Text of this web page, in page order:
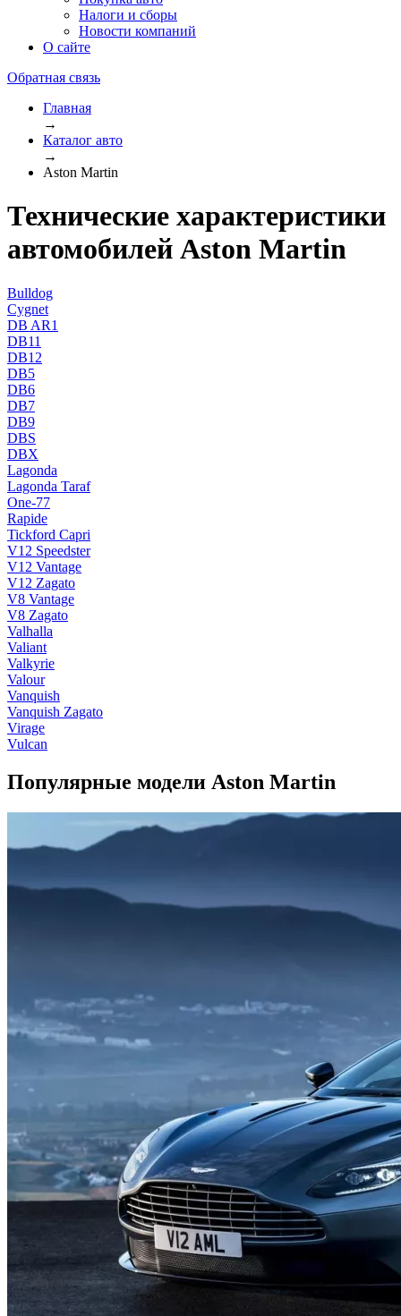
Налоги и сборы
Новости компаний
О сайте
Обратная связь
Главная
→
Каталог авто
→
Aston Martin
Технические характеристики
автомобилей Aston Martin
Bulldog
Cygnet
DB AR1
DB11
DB12
DB5
DB6
DB7
DB9
DBS
DBX
Lagonda
Lagonda Taraf
One-77
Rapide
Tickford Capri
V12 Speedster
V12 Vantage
V12 Zagato
V8 Vantage
V8 Zagato
Valhalla
Valiant
Valkyrie
Valour
Vanquish
Vanquish Zagato
Virage
Vulcan
Популярные модели Aston Martin